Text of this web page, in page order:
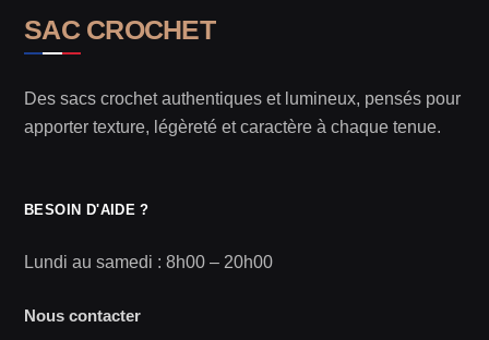
SAC CROCHET
Des sacs crochet authentiques et lumineux, pensés pour
apporter texture, légèreté et caractère à chaque tenue.
BESOIN D'AIDE ?
Lundi au samedi : 8h00 – 20h00
Nous contacter